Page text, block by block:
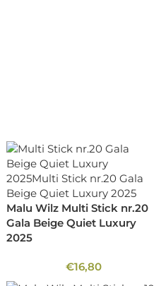
Malu Wilz Multi Stick nr.20
Gala Beige Quiet Luxury
2025
€16,80